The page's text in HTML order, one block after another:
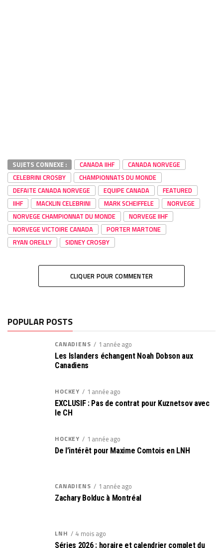
SUJETS CONNEXE : CANADA IIHF
CANADA NORVEGE
CELEBRINI CROSBY
CHAMPIONNATS DU MONDE
DEFAITE CANADA NORVEGE
EQUIPE CANADA
FEATURED
IIHF
MACKLIN CELEBRINI MARK SCHEIFFELE
NORVEGE
NORVEGE CHAMPIONNAT DU MONDE
NORVEGE IIHF
NORVEGE VICTOIRE CANADA
PORTER MARTONE
RYAN OREILLY
SIDNEY CROSBY
CLIQUER POUR COMMENTER
POPULAR POSTS
CANADIENS 1 année ago
Les Islanders échangent Noah Dobson aux
Canadiens
HOCKEY 1 année ago
EXCLUSIF : Pas de contrat pour Kuznetsov avec
le CH
HOCKEY 1 année ago
De l’intérêt pour Maxime Comtois en LNH
CANADIENS 1 année ago
Zachary Bolduc à Montréal
LNH 4 mois ago
Séries 2026 : horaire et calendrier complet du